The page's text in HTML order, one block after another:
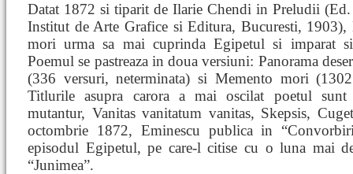
Datat 1872 si tiparit de Ilarie Chendi in Preludii
Institut de Arte Grafice si Editura, Bucuresti, 1903),
mori urma sa mai cuprinda Egipetul si imparat
Poemul se pastreaza in doua versiuni: Panorama
(336 versuri, neterminata) si Memento mori
Titlurile asupra carora a mai oscilat poetul sunt
mutantur, Vanitas vanitatum vanitas, Skepsis,
octombrie 1872, Eminescu publica in
episodul Egipetul, pe care-l citise cu o luna mai
“Junimea”.